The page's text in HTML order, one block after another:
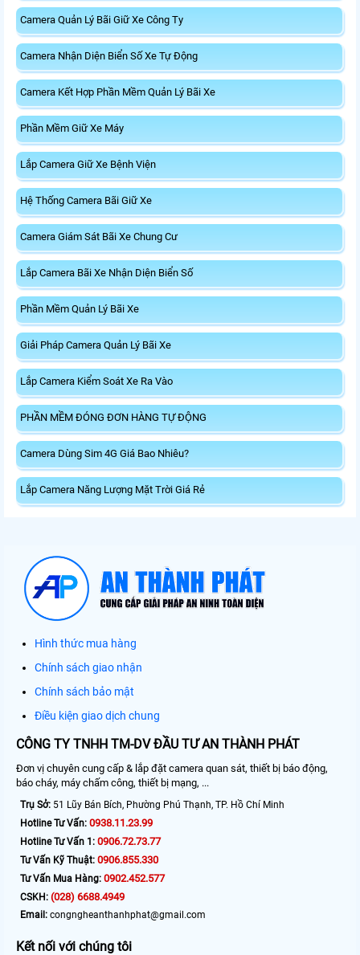
Camera Quản Lý Bãi Giữ Xe Công Ty
Camera Nhận Diện Biển Số Xe Tự Động
Camera Kết Hợp Phần Mềm Quản Lý Bãi Xe
Phần Mềm Giữ Xe Máy
Lắp Camera Giữ Xe Bệnh Viện
Hệ Thống Camera Bãi Giữ Xe
Camera Giám Sát Bãi Xe Chung Cư
Lắp Camera Bãi Xe Nhận Diện Biển Số
Phần Mềm Quản Lý Bãi Xe
Giải Pháp Camera Quản Lý Bãi Xe
Lắp Camera Kiểm Soát Xe Ra Vào
PHẦN MỀM ĐÓNG ĐƠN HÀNG TỰ ĐỘNG
Camera Dùng Sim 4G Giá Bao Nhiêu?
Lắp Camera Năng Lượng Mặt Trời Giá Rẻ
Hình thức mua hàng
Chính sách giao nhận
Chính sách bảo mật
Điều kiện giao dịch chung
CÔNG TY TNHH TM-DV ĐẦU TƯ AN THÀNH PHÁT
Đơn vị chuyên cung cấp & lắp đặt camera quan sát, thiết bị báo động,
báo cháy, máy chấm công, thiết bị mạng, ...
Trụ Sở: 51 Lũy Bán Bích, Phường Phú Thạnh, TP. Hồ Chí Minh
Hotline Tư Vấn: 0938.11.23.99
Hotline Tư Vấn 1: 0906.72.73.77
Tư Vấn Kỹ Thuật: 0906.855.330
Tư Vấn Mua Hàng: 0902.452.577
CSKH: (028) 6688.4949
Email: congngheanthanhphat@gmail.com
Kết nối với chúng tôi